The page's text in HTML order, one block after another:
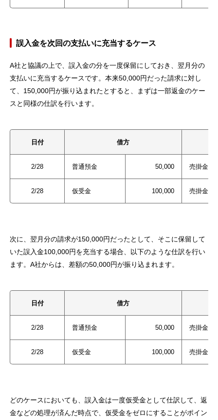
誤入金を次回の支払いに充当するケース
A社と協議の上で、誤入金の分を一度保留にしておき、翌月分の
支払いに充当するケースです。本来50,000円だった請求に対し
て、150,000円が振り込まれたとすると、まずは一部返金のケー
スと同様の仕訳を行います。
日付 借方
2/28 普通預金 50,000 売掛金
2/28 仮受金 100,000 売掛金
次に、翌月分の請求が150,000円だったとして、そこに保留して
いた誤入金100,000円を充当する場合、以下のような仕訳を行い
ます。A社からは、差額の50,000円が振り込まれます。
日付 借方
2/28 普通預金 50,000 売掛金
2/28 仮受金 100,000 売掛金
どのケースにおいても、誤入金は一度仮受金として仕訳して、返
金などの処理が済んだ時点で、仮受金をゼロにすることがポイン